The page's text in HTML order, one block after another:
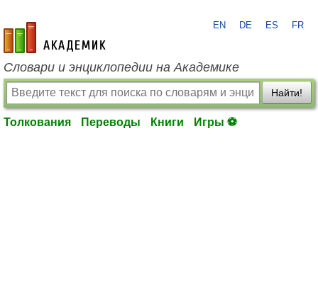
academic.ru
EN DE ES FR
Словари и энциклопедии на Академике
Найти!
Толкования Переводы Книги Игры ⚽